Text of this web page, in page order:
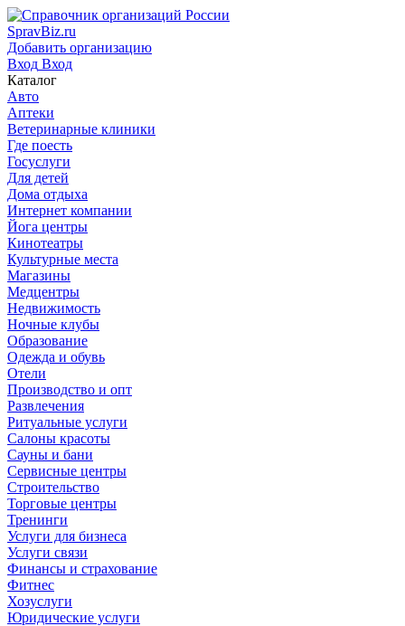
SpravBiz.ru
Добавить организацию
Вход Вход
Каталог
Авто
Аптеки
Ветеринарные клиники
Где поесть
Госуслуги
Для детей
Дома отдыха
Интернет компании
Йога центры
Кинотеатры
Культурные места
Магазины
Медцентры
Недвижимость
Ночные клубы
Образование
Одежда и обувь
Отели
Производство и опт
Развлечения
Ритуальные услуги
Салоны красоты
Сауны и бани
Сервисные центры
Строительство
Торговые центры
Тренинги
Услуги для бизнеса
Услуги связи
Финансы и страхование
Фитнес
Хозуслуги
Юридические услуги